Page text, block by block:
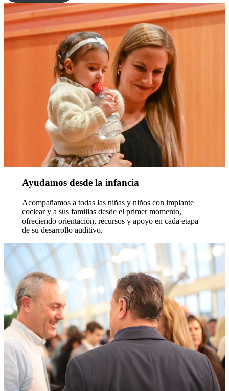
Ayudamos desde la infancia
Acompañamos a todas las niñas y niños con implante
coclear y a sus familias desde el primer momento,
ofreciendo orientación, recursos y apoyo en cada etapa
de su desarrollo auditivo.